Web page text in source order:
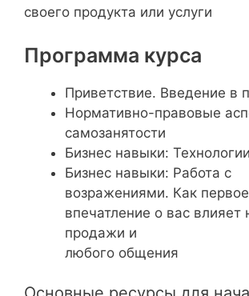
своего продукта или услуги
Программа курса
Приветствие. Введение в
Нормативно-правовые
самозанятости
Бизнес навыки:
Бизнес навыки: Работа с
возражениями. Как первое
впечатление о вас влияет
продажи и
любого общения